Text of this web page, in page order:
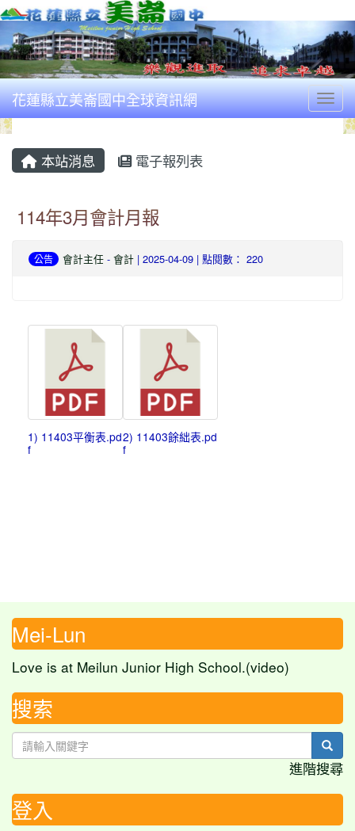
花蓮縣立美崙國中全球資訊網
本站消息 電子報列表
114年3月會計月報
公告 會計主任 - 會計 | 2025-04-09 | 點閱數： 220
1) 11403平衡表.pd
f
2) 11403餘絀表.pd
f
Mei-Lun
Love is at Meilun Junior High School.(video)
搜索
進階搜尋
登入